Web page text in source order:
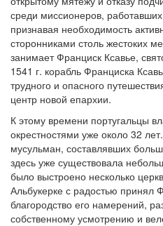
среди миссионеров,
признавая необходимость
сторонниками столь жестоких
занимает Франциск Ксавье,
1541 г. корабль Франциска
трудного и опасного
центр новой епархии.
К этому времени португальцы
окрестностями уже около 32
мусульман, составлявших
здесь уже существовала
было выстроено несколько
Альбукерке с радостью принял
благородство его намерений,
собственному усмотрению и